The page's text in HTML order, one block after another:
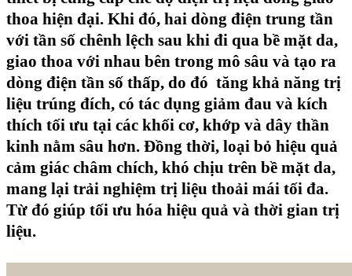
thoa hiện đại. Khi đó, hai dòng điện trung tần
với tần số chênh lệch sau khi đi qua bề mặt da,
giao thoa với nhau bên trong mô sâu và tạo ra
dòng điện tần số thấp, do đó tăng khả năng trị
liệu trúng đích, có tác dụng giảm đau và kích
thích tối ưu tại các khối cơ, khớp và dây thần
kinh nằm sâu hơn. Đồng thời, loại bỏ hiệu quả
cảm giác châm chích, khó chịu trên bề mặt da,
mang lại trải nghiệm trị liệu thoải mái tối đa.
Từ đó giúp tối ưu hóa hiệu quả và thời gian trị
liệu.